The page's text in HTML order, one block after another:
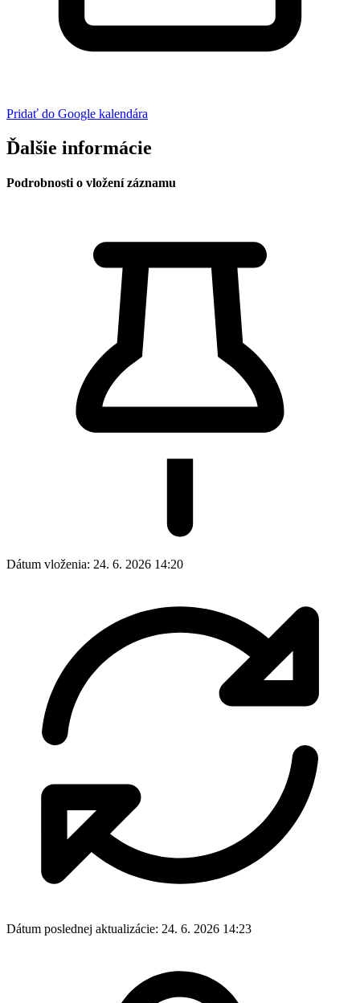
Pridať do Google kalendára
Ďalšie informácie
Podrobnosti o vložení záznamu
Dátum vloženia: 24. 6. 2026 14:20
Dátum poslednej aktualizácie: 24. 6. 2026 14:23